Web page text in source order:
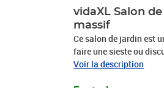
vidaXL Salon
massif
Ce salon de jardin est
faire une sieste ou
fabriqué en bois de pin
Voir la description